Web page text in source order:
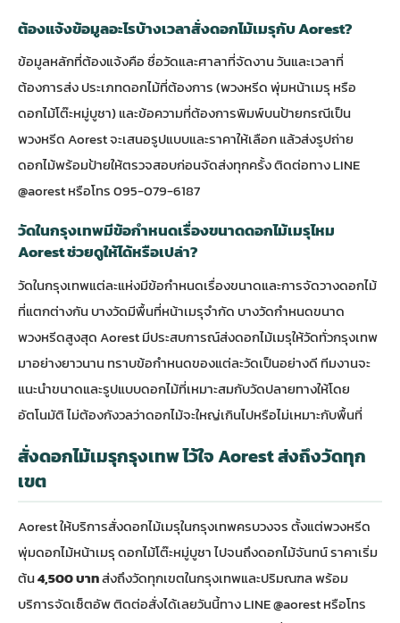
ต้องแจ้งข้อมูลอะไรบ้างเวลาสั่งดอกไม้เมรุกับ Aorest?
ข้อมูลหลักที่ต้องแจ้งคือ ชื่อวัดและศาลาที่จัดงาน วันและเวลาที่
ต้องการส่ง ประเภทดอกไม้ที่ต้องการ (พวงหรีด พุ่มหน้าเมรุ หรือ
ดอกไม้โต๊ะหมู่บูชา) และข้อความที่ต้องการพิมพ์บนป้ายกรณีเป็น
พวงหรีด Aorest จะเสนอรูปแบบและราคาให้เลือก แล้วส่งรูปถ่าย
ดอกไม้พร้อมป้ายให้ตรวจสอบก่อนจัดส่งทุกครั้ง ติดต่อทาง LINE
@aorest หรือโทร 095-079-6187
วัดในกรุงเทพมีข้อกำหนดเรื่องขนาดดอกไม้เมรุไหม
Aorest ช่วยดูให้ได้หรือเปล่า?
วัดในกรุงเทพแต่ละแห่งมีข้อกำหนดเรื่องขนาดและการจัดวางดอกไม้
ที่แตกต่างกัน บางวัดมีพื้นที่หน้าเมรุจำกัด บางวัดกำหนดขนาด
พวงหรีดสูงสุด Aorest มีประสบการณ์ส่งดอกไม้เมรุให้วัดทั่วกรุงเทพ
มาอย่างยาวนาน ทราบข้อกำหนดของแต่ละวัดเป็นอย่างดี ทีมงานจะ
แนะนำขนาดและรูปแบบดอกไม้ที่เหมาะสมกับวัดปลายทางให้โดย
อัตโนมัติ ไม่ต้องกังวลว่าดอกไม้จะใหญ่เกินไปหรือไม่เหมาะกับพื้นที่
สั่งดอกไม้เมรุกรุงเทพ ไว้ใจ Aorest ส่งถึงวัดทุก
เขต
Aorest ให้บริการสั่งดอกไม้เมรุในกรุงเทพครบวงจร ตั้งแต่พวงหรีด
พุ่มดอกไม้หน้าเมรุ ดอกไม้โต๊ะหมู่บูชา ไปจนถึงดอกไม้จันทน์ ราคาเริ่ม
ต้น4,500 บาทส่งถึงวัดทุกเขตในกรุงเทพและปริมณฑล พร้อม
บริการจัดเซ็ตอัพ ติดต่อสั่งได้เลยวันนี้ทาง LINE @aorest หรือโทร